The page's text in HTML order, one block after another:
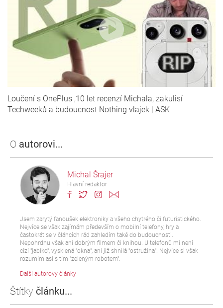
O autorovi...
Michal Šrajer
Hlavní redaktor
Jsem zarytý fanoušek elektroniky a všeho chytrého či futuristického.
Nejvíce se však zajímám především o mobilní telefony, hry a
častokrát se v článcích rád zahledím také do budoucnosti.
Nepohrdnu však ani dobrým filmem či knihou. U telefonů mi není
cízí "jablko", vysklená "okna", ani již shnilá "ostružina". Nejvíce si však
rozumím asi s tím "zeleným robotem".
Další autorovy články
Štítky článku...
Loučení s OnePlus ,10 let recenzí Michala, zakulisí
Techweeků a budoucnost Nothing vlajek | ASK